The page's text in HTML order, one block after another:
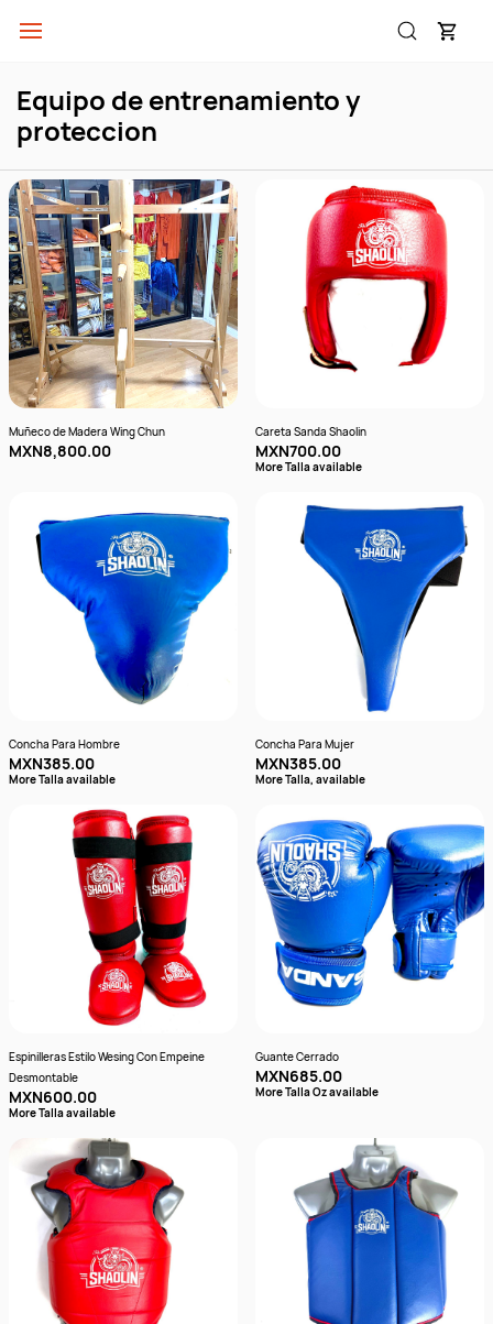
main
Equipo de entrenamiento y
proteccion
Muñeco de Madera Wing Chun
MXN8,800.00
Careta Sanda Shaolin
MXN700.00
More Talla available
Concha Para Hombre
MXN385.00
More Talla available
Concha Para Mujer
MXN385.00
More Talla, available
Espinilleras Estilo Wesing Con Empeine
Desmontable
MXN600.00
More Talla available
Guante Cerrado
MXN685.00
More Talla Oz available